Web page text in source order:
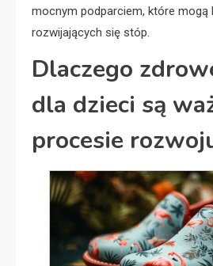
mocnym podparciem, które mogą
rozwijających się stóp.
Dlaczego
dla dzieci są
procesie